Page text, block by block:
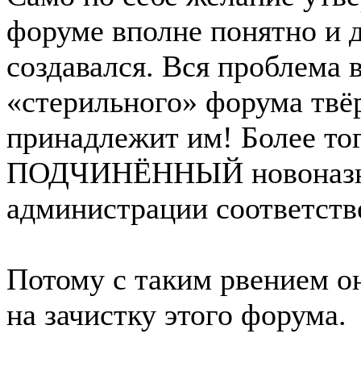
форуме вполне понятно
создавался. Вся проблема
«стерильного» форума
принадлежит им! Более
ПОДЧИНЁННЫЙ
администрации
Потому с таким рвением
на зачистку этого форума.